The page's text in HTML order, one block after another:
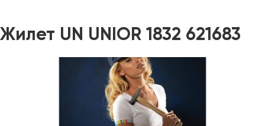
Жилет UN UNIOR 1832 621683